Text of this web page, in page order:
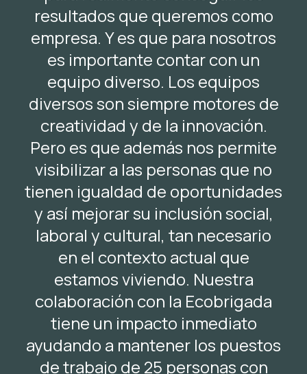
resultados que queremos como
empresa. Y es que para nosotros
es importante contar con un
equipo diverso. Los equipos
diversos son siempre motores de
creatividad y de la innovación.
Pero es que además nos permite
visibilizar a las personas que no
tienen igualdad de oportunidades
y así mejorar su inclusión social,
laboral y cultural, tan necesario
en el contexto actual que
estamos viviendo. Nuestra
colaboración con la Ecobrigada
tiene un impacto inmediato
ayudando a mantener los puestos
de trabajo de 25 personas con